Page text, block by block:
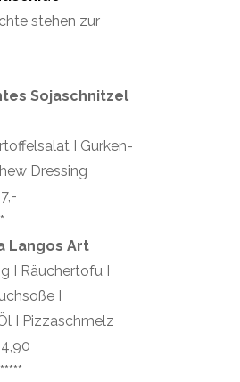
stehen zur
Sojaschnitzel
I Gurken-
Dressing
Langos Art
I Räuchertofu I
I
I Pizzaschmelz